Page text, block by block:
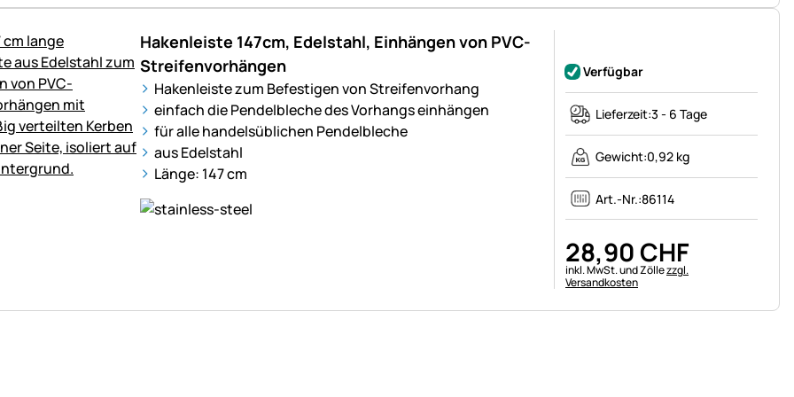
Hakenleiste 147cm, Edelstahl, Einhängen von PVC-
Streifenvorhängen
Hakenleiste zum Befestigen von Streifenvorhang
einfach die Pendelbleche des Vorhangs einhängen
für alle handelsüblichen Pendelbleche
aus Edelstahl
Länge: 147 cm
Verfügbar
Lieferzeit:3 - 6 Tage
Gewicht:0,92 kg
Art.-Nr.:86114
28,90CHF
Steuerhinweis:
inkl. MwSt. und Zöllezzgl.
Versandkosten